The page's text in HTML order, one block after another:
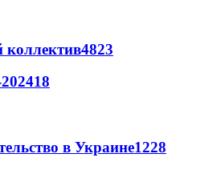
4823
18
в Украине1228